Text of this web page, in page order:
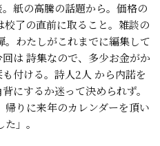
紙の高騰の話題から。価格の
了の直前に取ること。雑談の
。わたしがこれまでに編集して
回は詩集なので、多少お金がか
付ける。詩人2人 から内諾を
にするか迷って決められず。
帰りに来年のカレンダーを頂い
」。